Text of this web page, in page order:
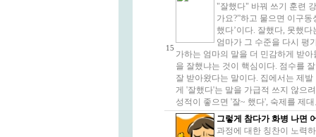
15
"잘했다" 바꿔 쓰기 훈련
가요?”하고 물으면 이구동
했다’이다. 잘했다, 못했
엄마가 그 수준을 다시 평
가하는 엄마의 말을 더 민감하게 받
을 잘했냐는 것이 핵심이다. 점수를
잘 받아왔다는 말이다. 집에서는 제
게 '잘했다'는 말을 가급적 쓰지 않으
성적이 좋으면 '잘~ 했다', 숙제를 제
그렇게 참다가 화병 나면
과정에 대한 칭찬이 노력